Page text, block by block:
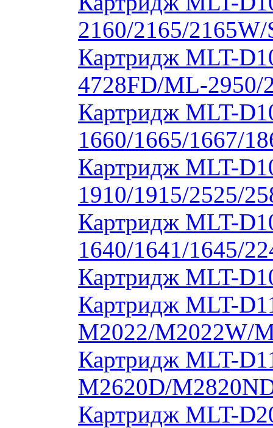
2160/2165/
Картридж MLT-
4728FD/ML-2950/
Картридж MLT-
1660/1665/1667/
Картридж MLT-
1910/1915/2525/
Картридж MLT-
1640/1641/1645/
Картридж MLT-
Картридж MLT-
M2022/M2022W/
Картридж MLT-
M2620D/
Картридж MLT-